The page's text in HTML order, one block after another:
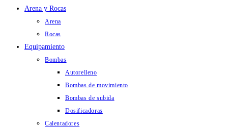
Arena y Rocas
Arena
Rocas
Equipamiento
Bombas
Autorelleno
Bombas de movimiento
Bombas de subida
Dosificadoras
Calentadores